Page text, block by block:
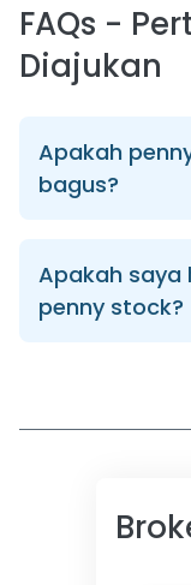
FAQs -
Diajukan
Apakah
bagus?
Apakah saya
penny stock?